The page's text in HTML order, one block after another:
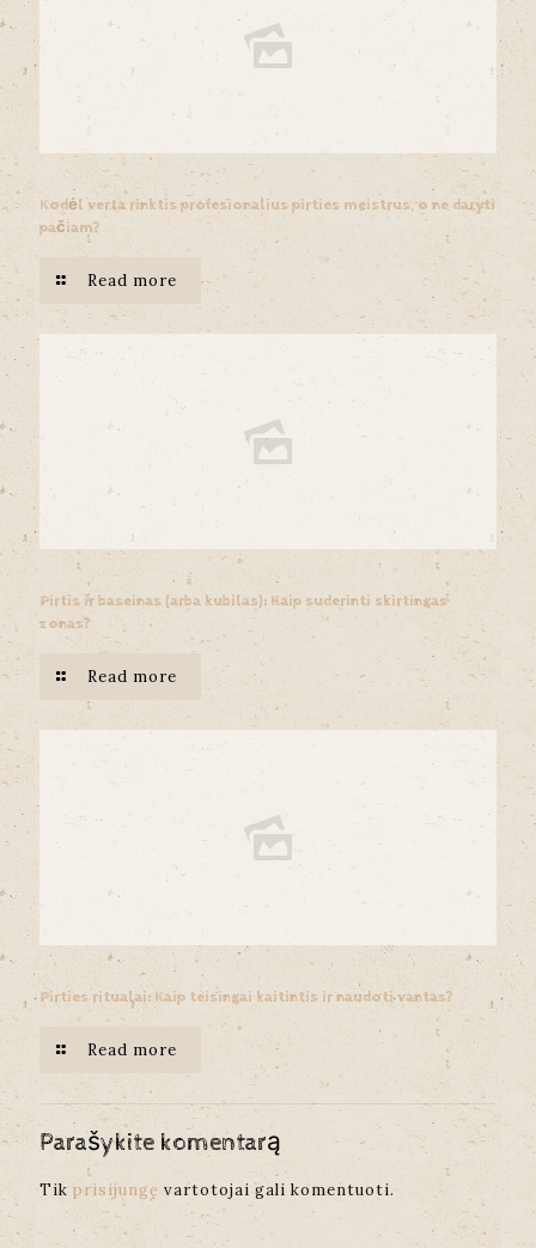
Kodėl verta rinktis profesionalius pirties meistrus, o ne daryti
pačiam?
Read more
Pirtis ir baseinas (arba kubilas): Kaip suderinti skirtingas
zonas?
Read more
Pirties ritualai: Kaip teisingai kaitintis ir naudoti vantas?
Read more
Parašykite komentarą
Tik prisijungę vartotojai gali komentuoti.